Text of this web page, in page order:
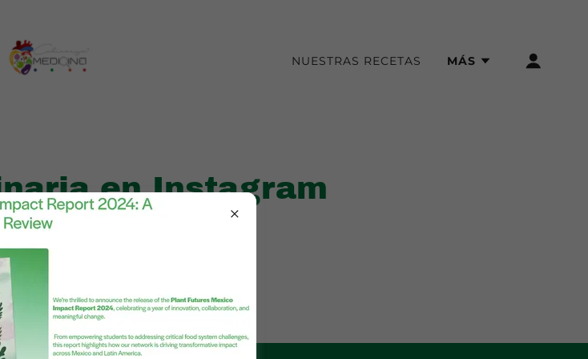
NUESTRAS RECETAS MÁS
en Instagram
en Instagram